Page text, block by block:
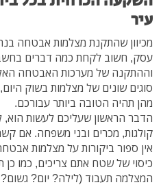
עיר
מכיוון שהתקנת מצלמות אבטחה
עסק, חשוב לקחת כמה דברים
וההתקנה של מערכות האבטחה
סוגים שונים של מצלמות בשוק
מהן תהיה הטובה ביותר עבורכם.
הדבר הראשון שעליכם לעשות
קולגות, מכרים ובני משפחה. אם
אין ספור ביקורות על מצלמות
כיסוי של שטח אתם צריכים, כמו
המצלמה תעבוד (לילה? יום? גשום?